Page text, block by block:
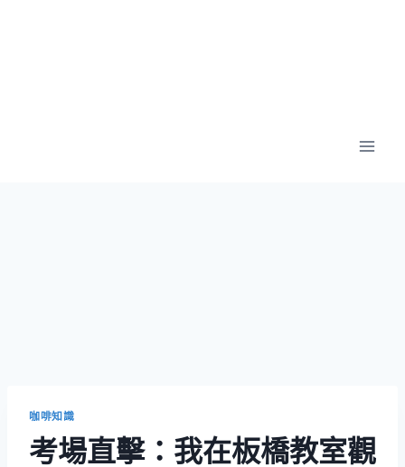
咖啡知識
考場直擊：我在板橋教室觀